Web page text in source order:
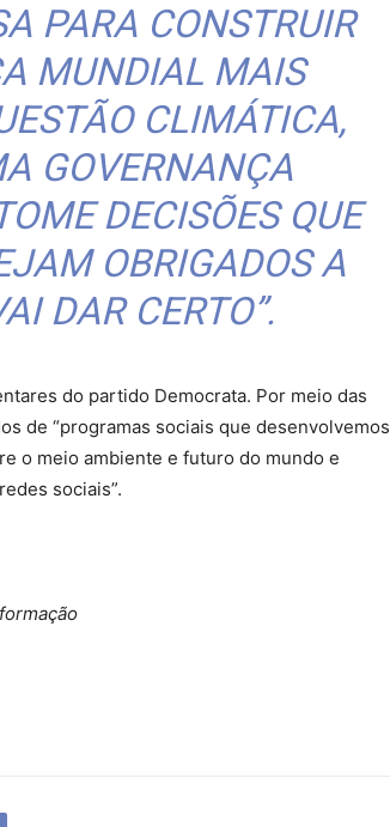
PARA CONSTRUIR
MUNDIAL MAIS
CLIMÁTICA,
GOVERNANÇA
DECISÕES QUE
OBRIGADOS A
DAR CERTO”.
do partido Democrata. Por meio das
de “programas sociais que desenvolvemos
o meio ambiente e futuro do mundo e
sociais”.